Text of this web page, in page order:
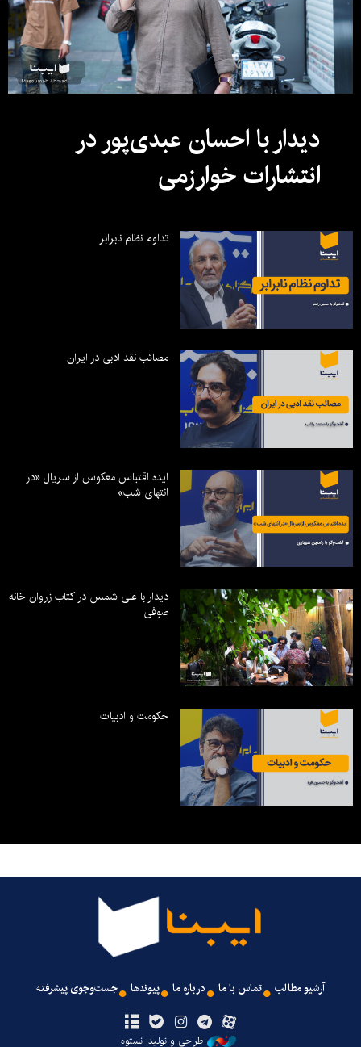
دیدار با احسان عبدی‌پور در
انتشارات خوارزمی
تداوم نظام نابرابر
مصائب نقد ادبی در ایران
ایده اقتباس معکوس از سریال «در
انتهای شب»
دیدار با علی شمس در کتاب زروان خانه
صوفی
حکومت و ادبیات
آرشیو مطالب تماس با ما درباره ما پیوندها جست‌وجوی پیشرفته
طراحی و تولید: نستوه